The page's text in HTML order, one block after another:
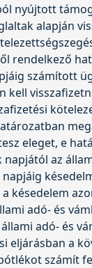
nyújtott
alapján
rendelkező
számított
kell
eleget, e
napjától az
késedelem
adó- és
adó- és
eljárásban a
számít